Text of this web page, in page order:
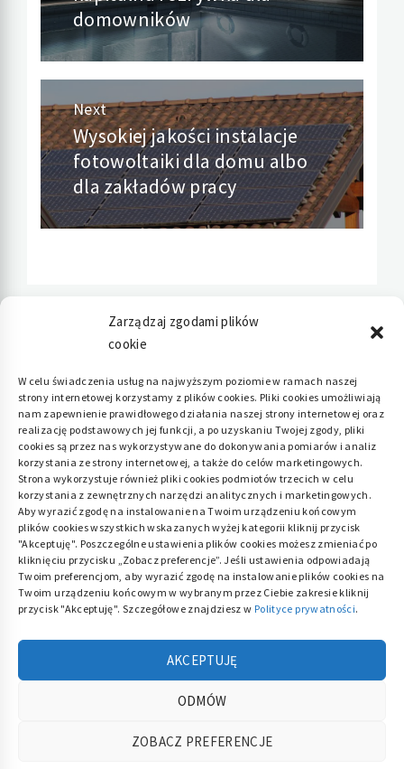
Zarządzaj zgodami plików
cookie
W celu świadczenia usług na najwyższym poziomie w ramach naszej
strony internetowej korzystamy z plików cookies. Pliki cookies umożliwiają
nam zapewnienie prawidłowego działania naszej strony internetowej oraz
realizację podstawowych jej funkcji, a po uzyskaniu Twojej zgody, pliki
cookies są przez nas wykorzystywane do dokonywania pomiarów i analiz
korzystania ze strony internetowej, a także do celów marketingowych.
Strona wykorzystuje również pliki cookies podmiotów trzecich w celu
korzystania z zewnętrznych narzędzi analitycznych i marketingowych.
Aby wyrazić zgodę na instalowanie na Twoim urządzeniu końcowym
plików cookies wszystkich wskazanych wyżej kategorii kliknij przycisk
"Akceptuję". Poszczególne ustawienia plików cookies możesz zmieniać po
kliknięciu przycisku „Zobacz preferencje”. Jeśli ustawienia odpowiadają
Twoim preferencjom, aby wyrazić zgodę na instalowanie plików cookies na
Twoim urządzeniu końcowym w wybranym przez Ciebie zakresie kliknij
przycisk "Akceptuję". Szczegółowe znajdziesz w Polityce prywatności.
AKCEPTUJĘ
ODMÓW
ZOBACZ PREFERENCJE
domowników
Next
Next
post:
Wysokiej jakości instalacje
fotowoltaiki dla domu albo
dla zakładów pracy
Polityka plików cookies (EU)|Polityka
prywatności
ACE DOM
Dla twojego domu i ogrodu
COPYRIGHT © ALL RIGHTS RESERVED.THEME: MINIMAL